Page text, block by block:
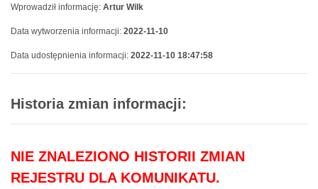
Wprowadził informację: Artur Wilk
Data wytworzenia informacji: 2022-11-10
Data udostępnienia informacji: 2022-11-10 18:47:58
Historia zmian informacji:
NIE ZNALEZIONO HISTORII ZMIAN
REJESTRU DLA KOMUNIKATU.